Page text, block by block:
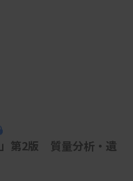
」第2版 質量分析・遺